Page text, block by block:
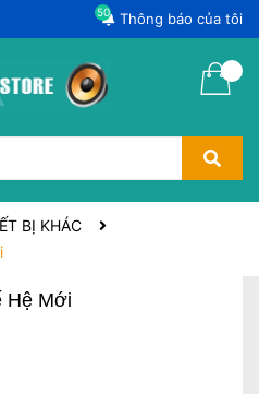
Thông báo của tôi
50
BỊ KHÁC
Hệ Mới